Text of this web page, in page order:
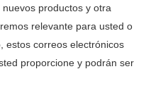
productos y otra
relevante para usted o
estos correos electrónicos
proporcione y podrán ser